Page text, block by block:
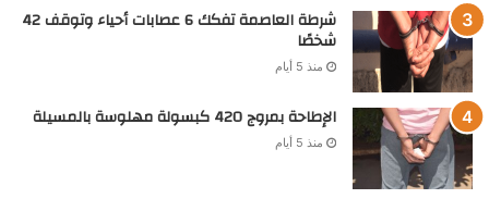
شرطة العاصمة تفكك 6 عصابات أحياء وتوقف 42
شخصًا
منذ 5 أيام
الإطاحة بمروج 420 كبسولة مهلوسة بالمسيلة
منذ 5 أيام